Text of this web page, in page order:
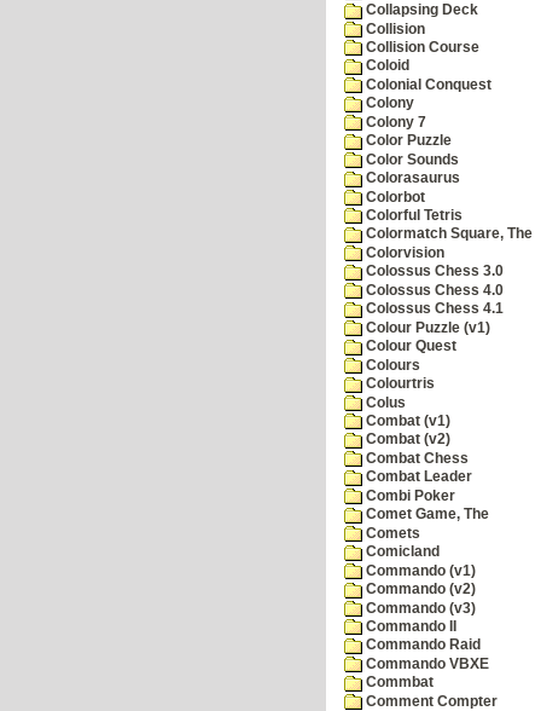
Collapsing Deck
Collision
Collision Course
Coloid
Colonial Conquest
Colony
Colony 7
Color Puzzle
Color Sounds
Colorasaurus
Colorbot
Colorful Tetris
Colormatch Square, The
Colorvision
Colossus Chess 3.0
Colossus Chess 4.0
Colossus Chess 4.1
Colour Puzzle (v1)
Colour Quest
Colours
Colourtris
Colus
Combat (v1)
Combat (v2)
Combat Chess
Combat Leader
Combi Poker
Comet Game, The
Comets
Comicland
Commando (v1)
Commando (v2)
Commando (v3)
Commando II
Commando Raid
Commando VBXE
Commbat
Comment Compter